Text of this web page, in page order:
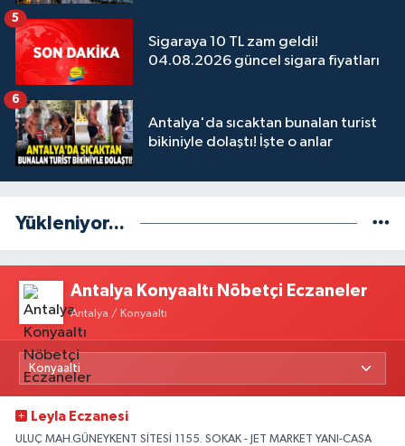
Sigaraya 10 TL zam geldi!
04.08.2026 güncel sigara fiyatları
5
Antalya'da sıcaktan bunalan turist
bikiniyle dolaştı! İşte o anlar
6
Yükleniyor...
Antalya Konyaaltı Nöbetçi Eczaneler
Antalya / Konyaaltı
Leyla Eczanesi
ULUÇ MAH.GÜNEYKENT SİTESİ 1155. SOKAK - JET MARKET YANI-CASA